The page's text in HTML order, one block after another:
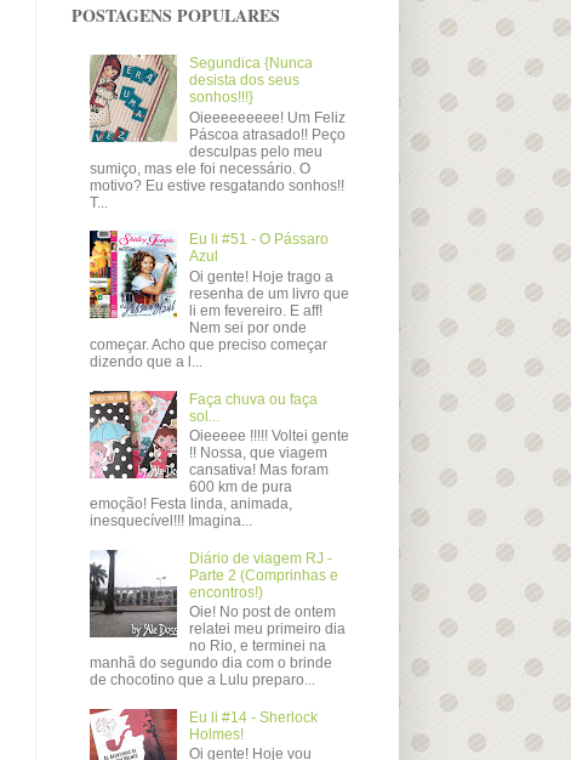
POSTAGENS POPULARES
Segundica {Nunca
desista dos seus
sonhos!!!}
Oieeeeeeeee! Um Feliz
Páscoa atrasado!! Peço
desculpas pelo meu
sumiço, mas ele foi necessário. O
motivo? Eu estive resgatando sonhos!!
T...
Eu li #51 - O Pássaro
Azul
Oi gente! Hoje trago a
resenha de um livro que
li em fevereiro. E aff!
Nem sei por onde
começar. Acho que preciso começar
dizendo que a l...
Faça chuva ou faça
sol...
Oieeeee !!!!! Voltei gente
!! Nossa, que viagem
cansativa! Mas foram
600 km de pura
emoção! Festa linda, animada,
inesquecível!!! Imagina...
Diário de viagem RJ -
Parte 2 (Comprinhas e
encontros!)
Oie! No post de ontem
relatei meu primeiro dia
no Rio, e terminei na
manhã do segundo dia com o brinde
de chocotino que a Lulu preparo...
Eu li #14 - Sherlock
Holmes!
Oi gente! Hoje vou